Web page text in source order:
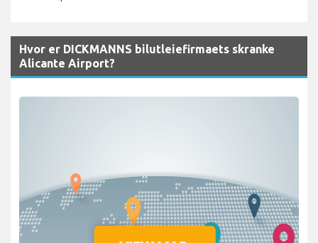
Hvor er DICKMANNS bilutleiefirmaets skranke
Alicante Airport?